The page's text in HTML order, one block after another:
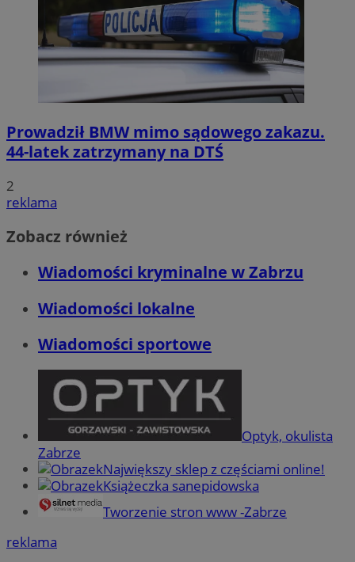
Prowadził BMW mimo sądowego zakazu.
44-latek zatrzymany na DTŚ
2
reklama
Zobacz również
Wiadomości kryminalne w Zabrzu
Wiadomości lokalne
Wiadomości sportowe
Optyk, okulista
Zabrze
Największy sklep z częściami online!
Książeczka sanepidowska
Tworzenie stron www -Zabrze
reklama